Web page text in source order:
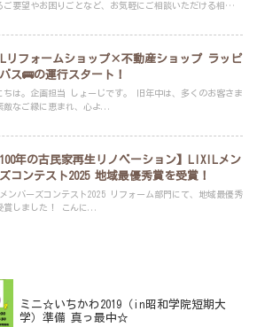
ご要望やお困りごとなど、お気軽にご相談いただける相談会
リフォームショップ×不動産ショップ ラッピ
ス🚌の運行スタート！
。企画担当 しょーじです。 旧年中は、多くのお客さま
敵なご縁に恵まれ、心よ...
100年の古民家再生リノベーション】LIXILメン
コンテスト2025 地域最優秀賞を受賞！
メンバーズコンテスト2025 リフォーム部門にて、地域最優秀
賞を受賞しました！ こんに...
ミニ☆いちかわ2019（in昭和学院短期大
学）準備 真っ最中☆